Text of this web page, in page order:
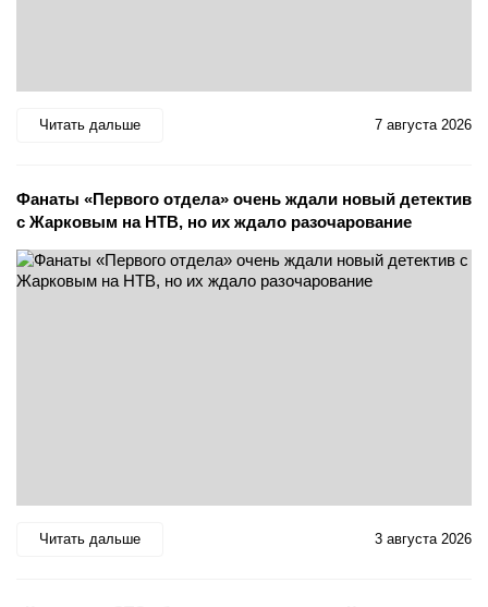
Читать дальше 7 августа 2026
Фанаты «Первого отдела» очень ждали новый детектив
с Жарковым на НТВ, но их ждало разочарование
Читать дальше 3 августа 2026